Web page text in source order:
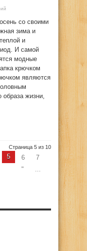
со своими
зима и
и
И самой
модные
крючком
являются
образа жизни,
Страница 5 из 10
5
6
7
"